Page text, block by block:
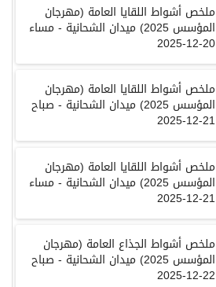
ملخص أشواط اللقايا العامة (مهرجان
المؤسس 2025)ميدان الشحانية -مساء
20-12-2025
ملخص أشواط اللقايا العامة (مهرجان
المؤسس 2025)ميدان الشحانية -صباح
21-12-2025
ملخص أشواط اللقايا العامة (مهرجان
المؤسس 2025)ميدان الشحانية -مساء
21-12-2025
ملخص أشواط الجذاع العامة (مهرجان
المؤسس 2025)ميدان الشحانية -صباح
22-12-2025